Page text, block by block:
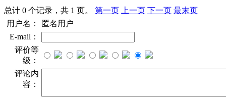
总计 0 个记录，共 1 页。 第一页 上一页 下一页 最末页
用户名：
匿名用户
E-mail：
评价等
级：
评论内
容：